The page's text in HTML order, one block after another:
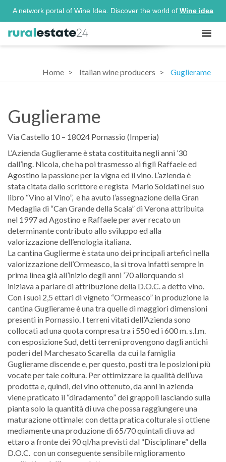
A network portal of Wine Idea. Discover the world of Wine idea
Home Italian wine producers Guglierame
Guglierame
Via Castello 10 – 18024 Pornassio (Imperia)
L’Azienda Guglierame è stata costituita negli anni ’30
dall’ing. Nicola, che ha poi trasmesso ai figli Raffaele ed
Agostino la passione per la vigna ed il vino. L’azienda è
stata citata dallo scrittore e regista Mario Soldati nel suo
libro “Vino al Vino”, e ha avuto l’assegnazione della Gran
Medaglia di “Can Grande della Scala” di Verona attribuita
nel 1997 ad Agostino e Raffaele per aver recato un
determinante contributo allo sviluppo ed alla
valorizzazione dell’enologia italiana.
La cantina Guglierme è stata uno dei principali artefici nella
valorizzazione dell’Ormeasco, la si trova infatti sempre in
prima linea già all’inizio degli anni ’70 allorquando si
iniziava a parlare di attribuzione della D.O.C. a detto vino.
Con i suoi 2,5 ettari di vigneto “Ormeasco” in produzione la
cantina Guglierame è una tra quelle di maggiori dimensioni
presenti in Pornassio. I terreni vitati dell’Azienda sono
collocati ad una quota compresa tra i 550 ed i 600 m. s.l.m.
con esposizione Sud, detti terreni provengono dagli antichi
poderi del Marchesato Scarella da cui la famiglia
Guglierame discende e, per questo, posti tra le posizioni più
vocate per tale coltura. Per ottimizzare la qualità dell’uva
prodotta e, quindi, del vino ottenuto, da anni in azienda
viene praticato il “diradamento” dei grappoli lasciando sulla
pianta solo la quantità di uva che possa raggiungere una
maturazione ottimale: con detta pratica colturale si ottiene
mediamente una produzione di 65/70 quintali di uva ad
ettaro a fronte dei 90 ql/ha previsti dal “Disciplinare” della
D.O.C. con un conseguente sensibile miglioramento